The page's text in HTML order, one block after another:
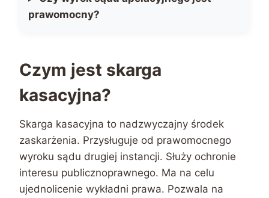
prawomocny?
Czym jest skarga
kasacyjna?
Skarga kasacyjna to nadzwyczajny środek
zaskarżenia. Przysługuje od prawomocnego
wyroku sądu drugiej instancji. Służy ochronie
interesu publicznoprawnego. Ma na celu
ujednolicenie wykładni prawa. Pozwala na